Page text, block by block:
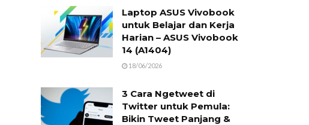
Laptop ASUS Vivobook
untuk Belajar dan Kerja
Harian – ASUS Vivobook
14 (A1404)
18/06/2026
3 Cara Ngetweet di
Twitter untuk Pemula:
Bikin Tweet Panjang &